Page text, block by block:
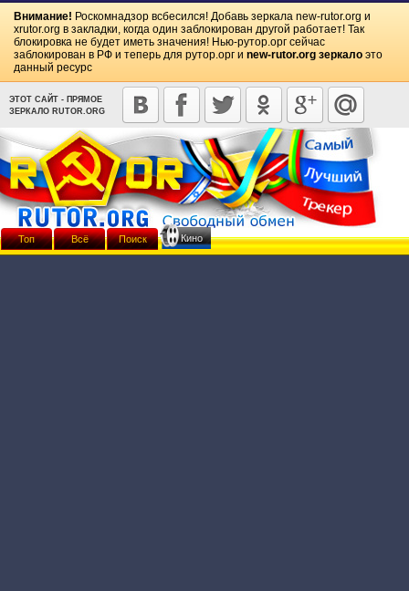
Внимание! Роскомнадзор всбесился! Добавь зеркала new-rutor.org и
xrutor.org в закладки, когда один заблокирован другой работает! Так
блокировка не будет иметь значения! Нью-рутор.орг сейчас
заблокирован в РФ и теперь для рутор.орг и new-rutor.org зеркало это
данный ресурс
ЭТОТ САЙТ - ПРЯМОЕ
ЗЕРКАЛО RUTOR.ORG